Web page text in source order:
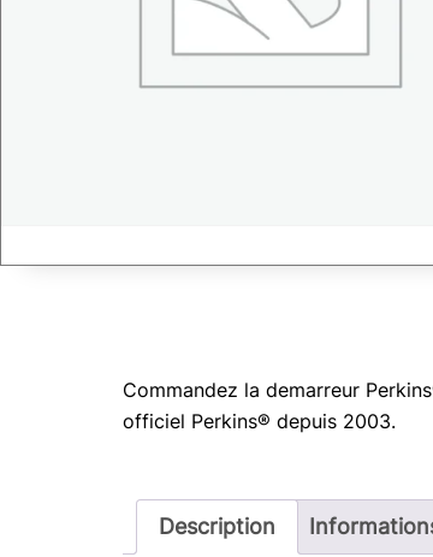
Commandez la demarreur
officiel Perkins® depuis 2003.
Description